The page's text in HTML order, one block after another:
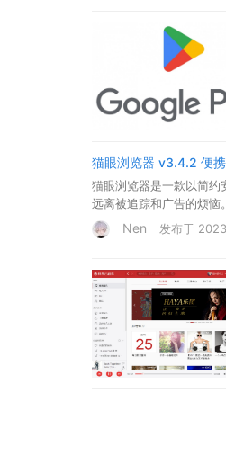
猫眼浏览器 v3.4.2 便
猫眼浏览器是一款以简
远离被追踪和广告的烦恼。
Nen 发布于